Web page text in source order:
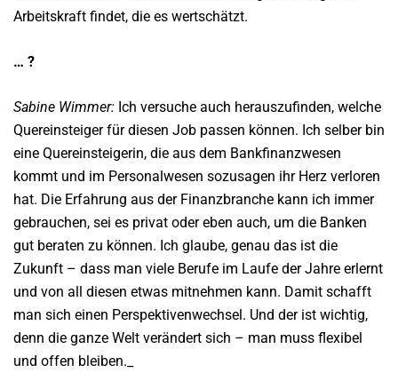
Arbeitskraft findet, die es wertschätzt.
… ?
Sabine Wimmer: Ich versuche auch herauszufinden, welche
Quereinsteiger für diesen Job passen können. Ich selber bin
eine Quereinsteigerin, die aus dem Bankfinanzwesen
kommt und im Personalwesen sozusagen ihr Herz verloren
hat. Die Erfahrung aus der Finanzbranche kann ich immer
gebrauchen, sei es privat oder eben auch, um die Banken
gut beraten zu können. Ich glaube, genau das ist die
Zukunft – dass man viele Berufe im Laufe der Jahre erlernt
und von all diesen etwas mitnehmen kann. Damit schafft
man sich einen Perspektivenwechsel. Und der ist wichtig,
denn die ganze Welt verändert sich – man muss flexibel
und offen bleiben._